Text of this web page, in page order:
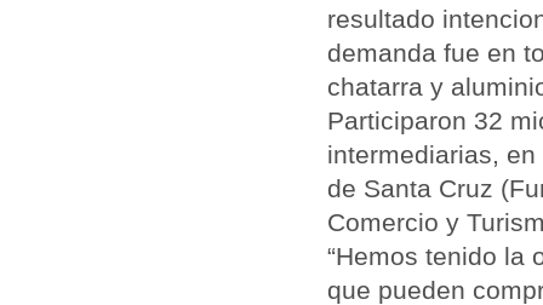
resultado
demanda fue en
chatarra y
Participaron 32
intermediarias,
de Santa Cruz
Comercio y
“Hemos tenido la
que pueden